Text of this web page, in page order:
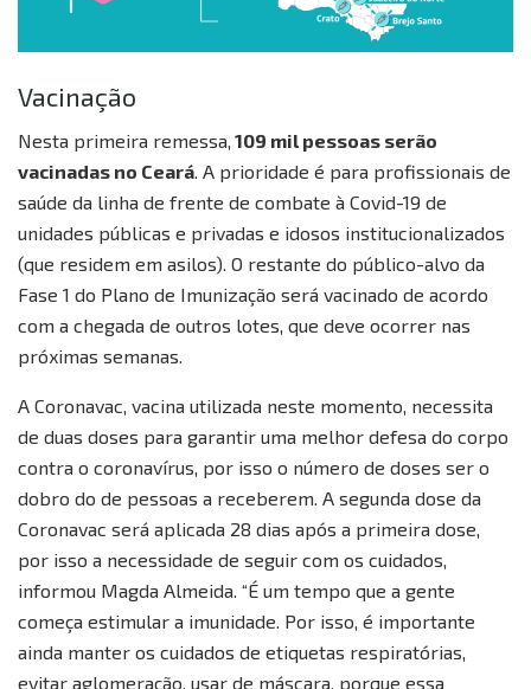
Vacinação
Nesta primeira remessa, 109 mil pessoas serão
vacinadas no Ceará. A prioridade é para profissionais de
saúde da linha de frente de combate à Covid-19 de
unidades públicas e privadas e idosos institucionalizados
(que residem em asilos). O restante do público-alvo da
Fase 1 do Plano de Imunização será vacinado de acordo
com a chegada de outros lotes, que deve ocorrer nas
próximas semanas.
A Coronavac, vacina utilizada neste momento, necessita
de duas doses para garantir uma melhor defesa do corpo
contra o coronavírus, por isso o número de doses ser o
dobro do de pessoas a receberem. A segunda dose da
Coronavac será aplicada 28 dias após a primeira dose,
por isso a necessidade de seguir com os cuidados,
informou Magda Almeida. “É um tempo que a gente
começa estimular a imunidade. Por isso, é importante
ainda manter os cuidados de etiquetas respiratórias,
evitar aglomeração, usar de máscara, porque essa